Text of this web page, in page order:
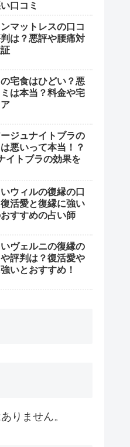
口コミ
マットレスの口コ
は？悪評や腰痛対
宅食はひどい？悪
は本当？料金や宅
ジュナイトブラの
悪いって本当！？
イトブラの効果を
ウィルの復縁の口
活愛と復縁に強い
すすめの占い師
ヴェルニの復縁の
評判は？復活愛や
いとおすすめ！
りません。